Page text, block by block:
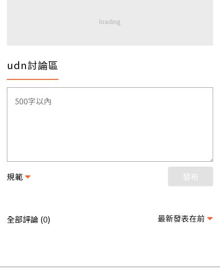
udn討論區
規範 發布
全部評論 (0) 最新發表在前